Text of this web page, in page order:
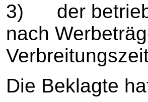
3) der
nach
Die Beklagte